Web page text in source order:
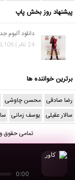
0:00
پیشنهاد روز بخش پاپ
دانلود
24 نظر | 19,106 بازدید
برترین خواننده ها
رضا صادقی محسن چاوشی
سالار عقیلی یوسف زمانی
تمامی حقوق